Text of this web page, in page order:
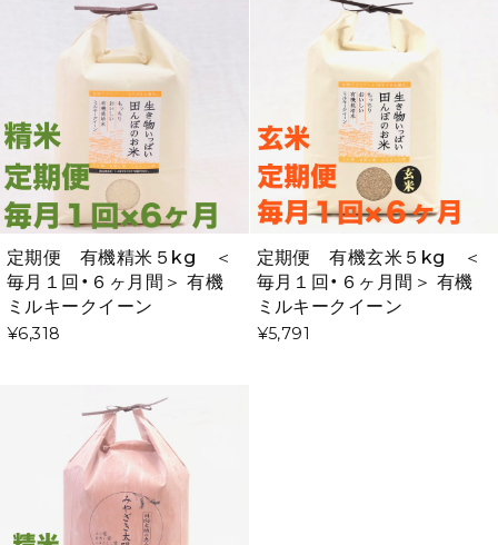
定期便 有機精米５kg ＜
毎月１回・６ヶ月間＞ 有機
ミルキークイーン
¥6,318
定期便 有機玄米５kg ＜
毎月１回・６ヶ月間＞ 有機
ミルキークイーン
¥5,791